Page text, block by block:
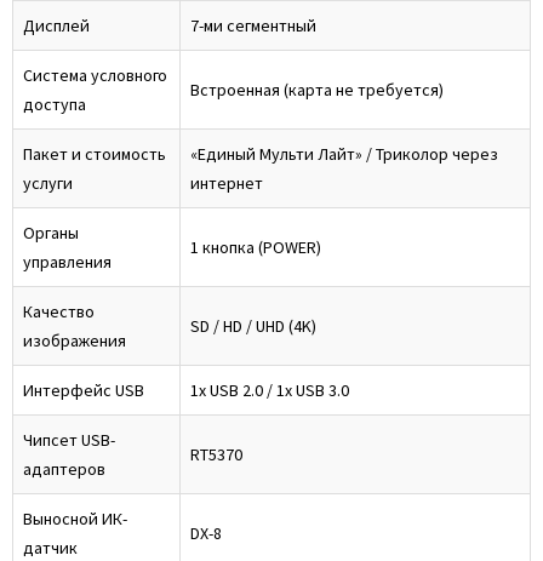
Дисплей 7-ми сегментный
Система условного
доступа
Встроенная (карта не требуется)
Пакет и стоимость
услуги
«Единый Мульти Лайт» / Триколор через
интернет
Органы
управления
1 кнопка (POWER)
Качество
изображения
SD / HD / UHD (4K)
Интерфейс USB 1x USB 2.0 / 1x USB 3.0
Чипсет USB-
адаптеров
RT5370
Выносной ИК-
датчик
DX-8